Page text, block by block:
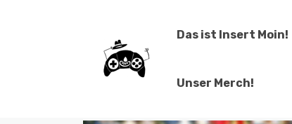
Das ist Insert Moin!
Unser Merch!